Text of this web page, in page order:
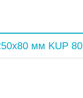
мм KUP 80